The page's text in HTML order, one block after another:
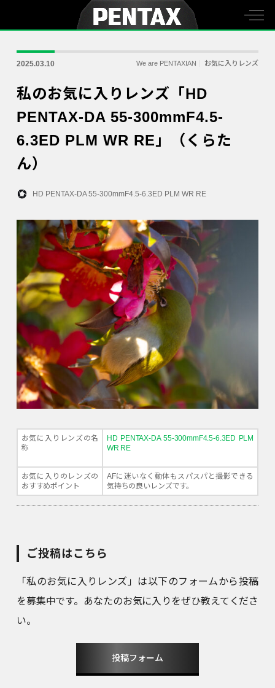
2025.03.10 We are PENTAXIAN お気に入りレンズ
私のお気に入りレンズ「HD
PENTAX-DA 55-300mmF4.5-
6.3ED PLM WR RE」（くらた
ん）
HD PENTAX-DA 55-300mmF4.5-6.3ED PLM WR RE
お気に入りレンズの名
称
HD PENTAX-DA 55-300mmF4.5-6.3ED PLM
WR RE
お気に入りのレンズの
おすすめポイント
AFに迷いなく動体もスパスパと撮影できる
気持ちの良いレンズです。
ご投稿はこちら
「私のお気に入りレンズ」は以下のフォームから投稿
を募集中です。あなたのお気に入りをぜひ教えてくださ
い。
投稿フォーム